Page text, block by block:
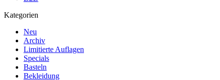
Kategorien
Neu
Archiv
Limitierte Auflagen
Specials
Basteln
Bekleidung